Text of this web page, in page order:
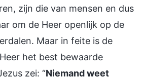
zijn die van mensen en dus
om de Heer openlijk op de
Maar in feite is de
het best bewaarde
zei: “Niemand weet